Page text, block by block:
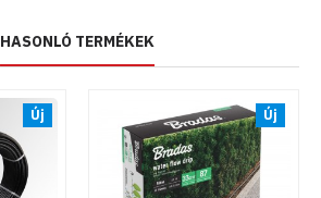
HASONLÓ TERMÉKEK
Új Új